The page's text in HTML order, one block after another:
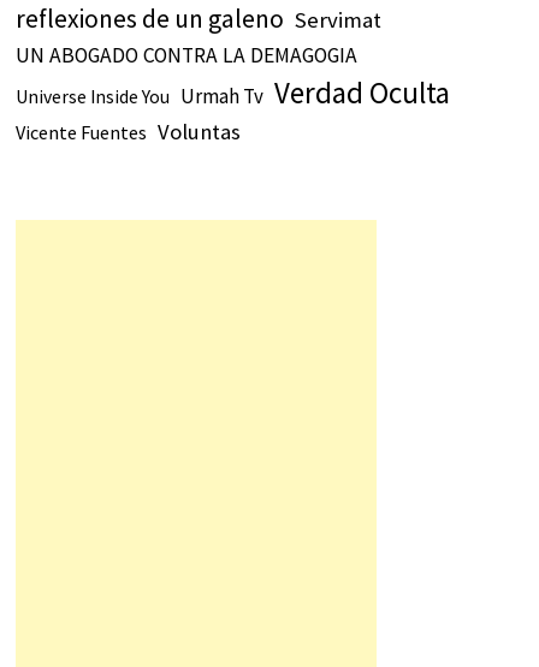
reflexiones de un galeno Servimat
UN ABOGADO CONTRA LA DEMAGOGIA
Universe Inside You Urmah Tv Verdad Oculta
Vicente Fuentes Voluntas